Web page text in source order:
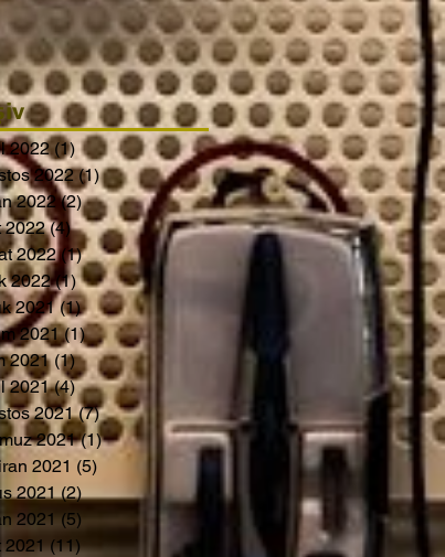
2022 (1) 1 yazı
2022 (1)1 yazı
2022 (2)2 yazı
2022 (4)4 yazı
2022 (1)1 yazı
2022 (1)1 yazı
2021 (1)1 yazı
2021 (1)1 yazı
2021 (1)1 yazı
2021 (4)4 yazı
2021 (7)7 yazı
2021 (1)1 yazı
2021 (5)
2021 (2)2 yazı
2021 (5)5 yazı
2021 (11)11 yazı